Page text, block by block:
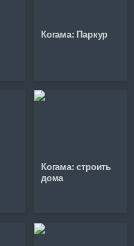
Когама: Паркур
Когама: строить
дома